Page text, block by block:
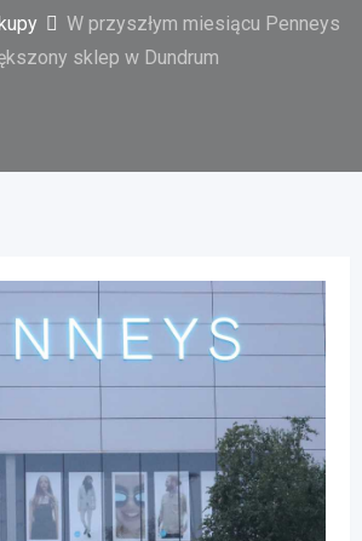
W przyszłym miesiącu Penneys
sklep w Dundrum